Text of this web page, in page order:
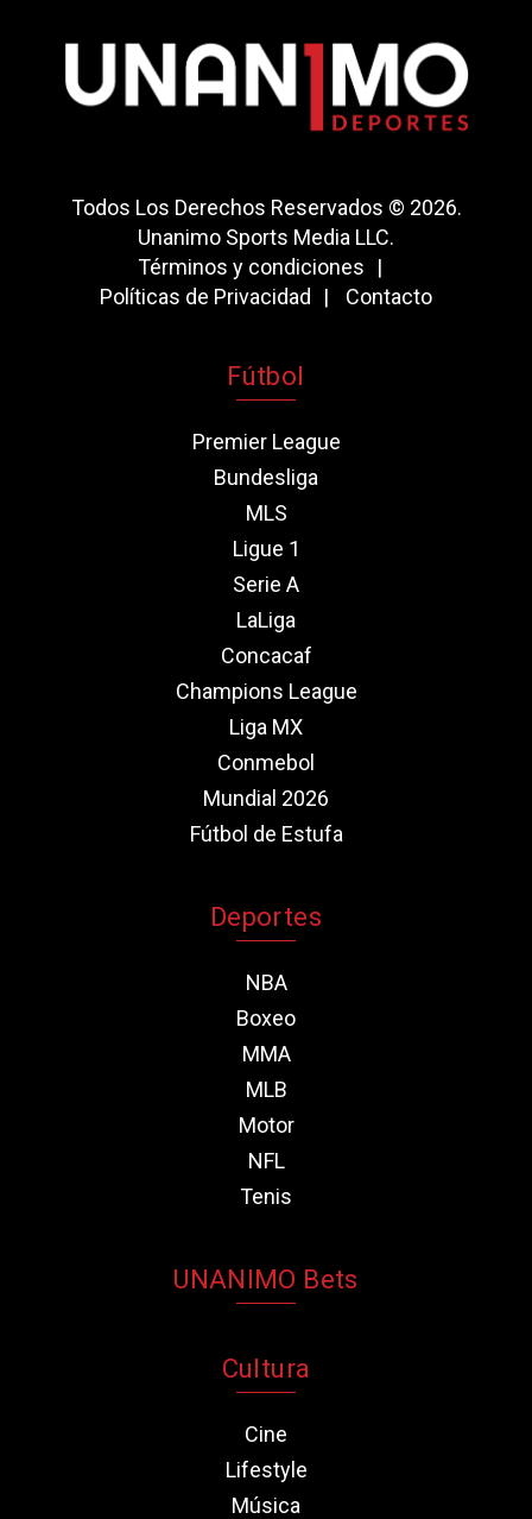
Todos Los Derechos Reservados © 2026.
Unanimo Sports Media LLC.
Términos y condiciones
Políticas de Privacidad
Contacto
Fútbol
Premier League
Bundesliga
MLS
Ligue 1
Serie A
LaLiga
Concacaf
Champions League
Liga MX
Conmebol
Mundial 2026
Fútbol de Estufa
Deportes
NBA
Boxeo
MMA
MLB
Motor
NFL
Tenis
UNANIMO Bets
Cultura
Cine
Lifestyle
Música